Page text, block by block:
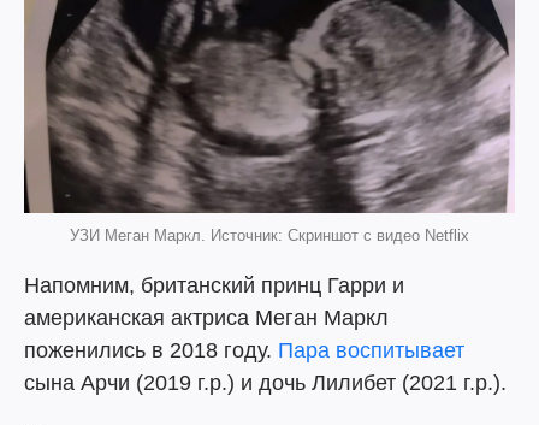
УЗИ Меган Маркл. Источник: Скриншот с видео Netflix
Напомним, британский принц Гарри и
американская актриса Меган Маркл
поженились в 2018 году. Пара воспитывает
сына Арчи (2019 г.р.) и дочь Лилибет (2021 г.р.).